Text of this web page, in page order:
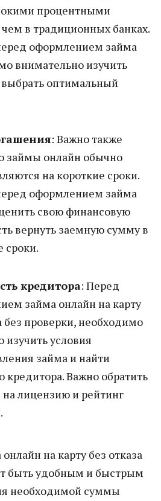
процентными
в традиционных банках.
оформлением займа
внимательно изучить
оптимальный
: Важно также
займы онлайн обычно
на короткие сроки.
оформлением займа
свою финансовую
вернуть заемную сумму в
сроки.
кредитора: Перед
займа онлайн на карту
без проверки, необходимо
изучить условия
займа и найти
кредитора. Важно обратить
лицензию и рейтинг
на карту без отказа
быть удобным и быстрым
необходимой суммы